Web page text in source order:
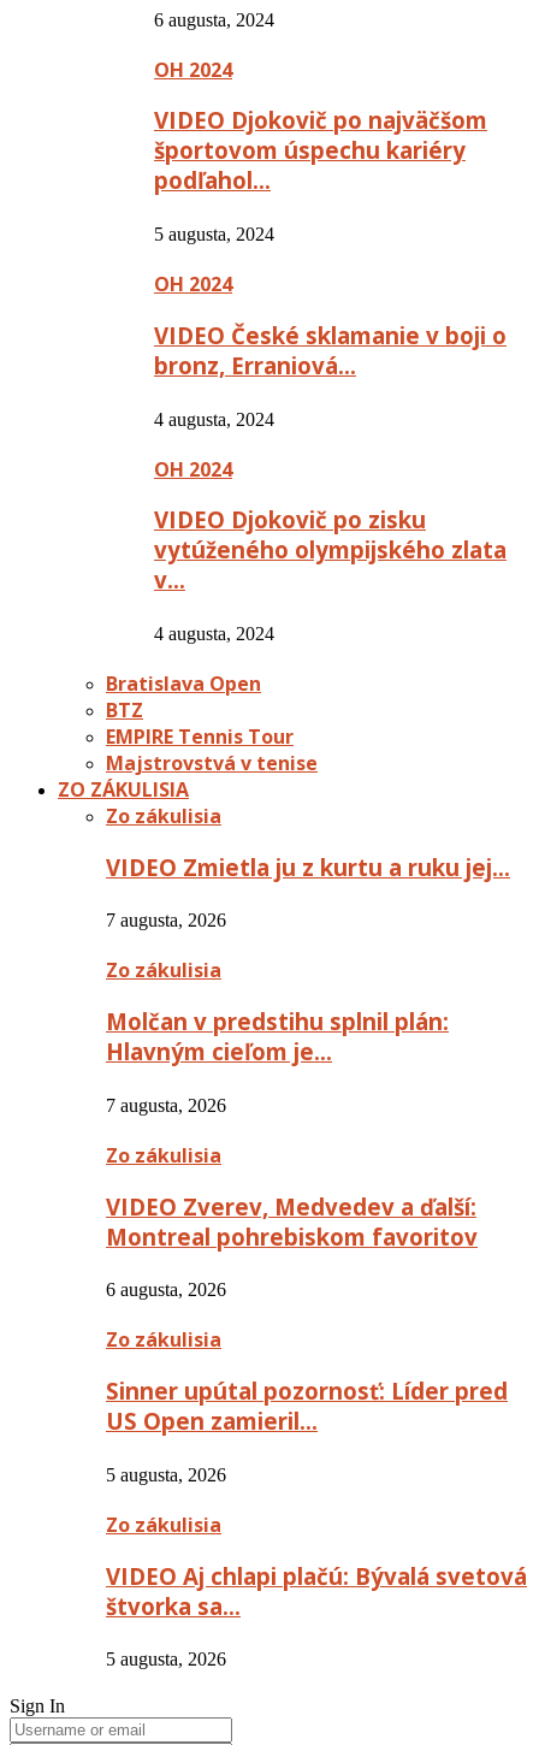
6 augusta, 2024
OH 2024
VIDEO Djokovič po najväčšom
športovom úspechu kariéry
podľahol…
5 augusta, 2024
OH 2024
VIDEO České sklamanie v boji o
bronz, Erraniová…
4 augusta, 2024
OH 2024
VIDEO Djokovič po zisku
vytúženého olympijského zlata
v…
4 augusta, 2024
Bratislava Open
BTZ
EMPIRE Tennis Tour
Majstrovstvá v tenise
ZO ZÁKULISIA
Zo zákulisia
VIDEO Zmietla ju z kurtu a ruku jej…
7 augusta, 2026
Zo zákulisia
Molčan v predstihu splnil plán:
Hlavným cieľom je…
7 augusta, 2026
Zo zákulisia
VIDEO Zverev, Medvedev a ďalší:
Montreal pohrebiskom favoritov
6 augusta, 2026
Zo zákulisia
Sinner upútal pozornosť: Líder pred
US Open zamieril…
5 augusta, 2026
Zo zákulisia
VIDEO Aj chlapi plačú: Bývalá svetová
štvorka sa…
5 augusta, 2026
Sign In